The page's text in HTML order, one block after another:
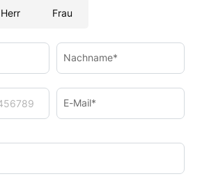
Herr Frau
Nachname*
E-Mail*